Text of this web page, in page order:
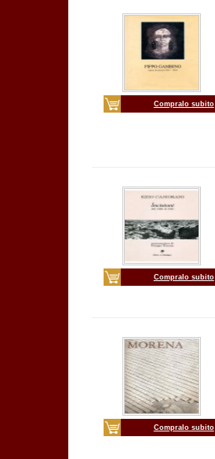
Compralo subito
Compralo subito
Compralo subito